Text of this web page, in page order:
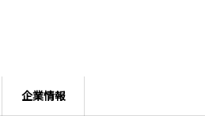
企業情報